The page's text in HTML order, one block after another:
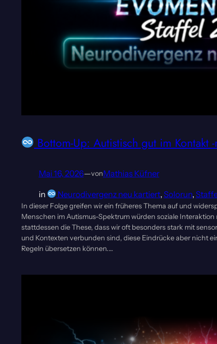
Bottom-Up: Autistisch gut im Kontakt
Mai 16, 2026—vonMathias Küfner
in Neurodivergenz neu kartiert, Solorun,
In dieser Folge greifen wir ein früheres Thema auf und
Menschen im Autismus-Spektrum würden soziale
stattdessen die These, dass wir oft besonders stark mit
und Kontexten verbunden sind, diese Eindrücke aber nicht
Regeln übersetzen können.…